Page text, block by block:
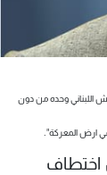
اللبناني وحده من دون
ارض المعركة".
اختطاف